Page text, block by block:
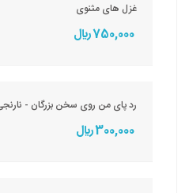
غزل های مثنوی
750,000 ريال
رد پای من روی سخن بزرگان -
300,000 ريال